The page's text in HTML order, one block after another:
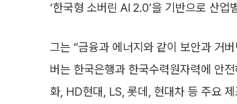
‘한국형 소버린 AI 2.0’을 기반으로 산
그는 “금융과 에너지와 같이 보안과 거
버는 한국은행과 한국수력원자력에 안
화, HD현대, LS, 롯데, 현대차 등 주요